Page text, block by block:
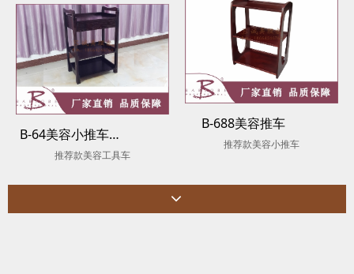
B-688美容推车
推荐款美容小推车
B-64美容小推车（畅销款）
推荐款美容工具车